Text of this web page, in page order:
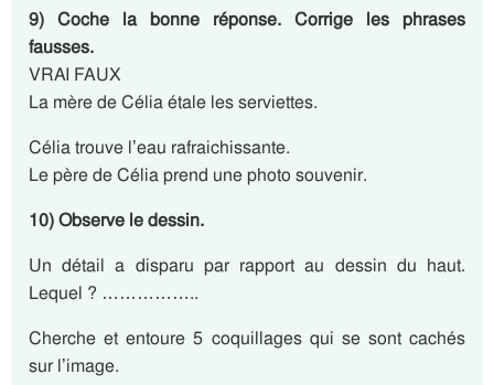
9) Coche la bonne réponse. Corrige les phrases
fausses.
VRAI FAUX
La mère de Célia étale les serviettes.
Célia trouve l’eau rafraichissante.
Le père de Célia prend une photo souvenir.
10) Observe le dessin.
Un détail a disparu par rapport au dessin du haut.
Lequel ? ……………..
Cherche et entoure 5 coquillages qui se sont cachés
sur l’image.